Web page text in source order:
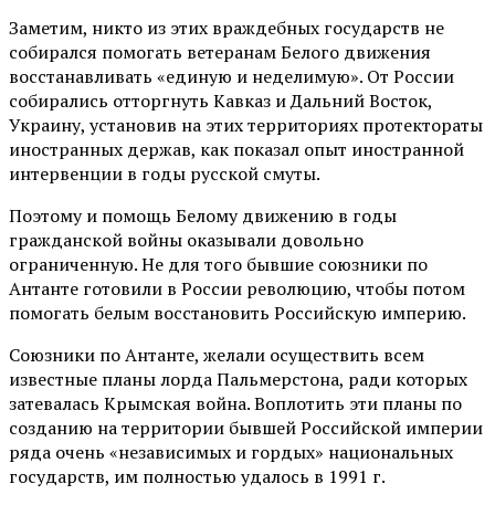
Заметим, никто из этих враждебных государств не
собирался помогать ветеранам Белого движения
восстанавливать «единую и неделимую». От России
собирались отторгнуть Кавказ и Дальний Восток,
Украину, установив на этих территориях протектораты
иностранных держав, как показал опыт иностранной
интервенции в годы русской смуты.
Поэтому и помощь Белому движению в годы
гражданской войны оказывали довольно
ограниченную. Не для того бывшие союзники по
Антанте готовили в России революцию, чтобы потом
помогать белым восстановить Российскую империю.
Союзники по Антанте, желали осуществить всем
известные планы лорда Пальмерстона, ради которых
затевалась Крымская война. Воплотить эти планы по
созданию на территории бывшей Российской империи
ряда очень «независимых и гордых» национальных
государств, им полностью удалось в 1991 г.